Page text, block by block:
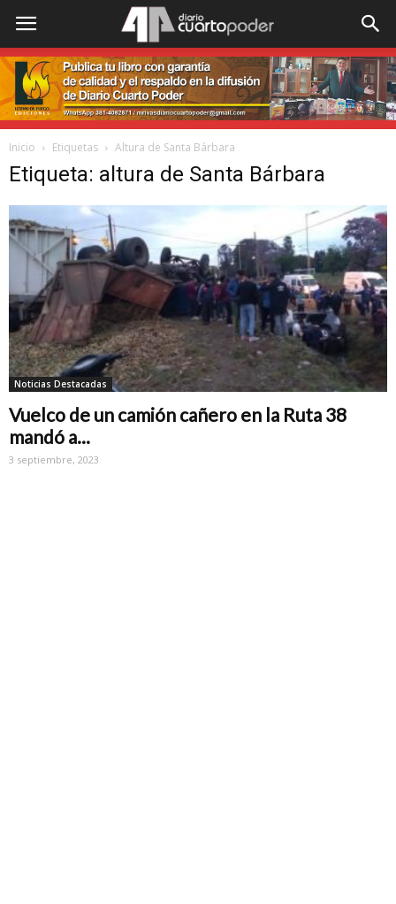
Inicio Etiquetas Altura de Santa Bárbara
Etiqueta: altura de Santa Bárbara
Noticias Destacadas
Vuelco de un camión cañero en la Ruta 38
mandó a...
3 septiembre, 2023